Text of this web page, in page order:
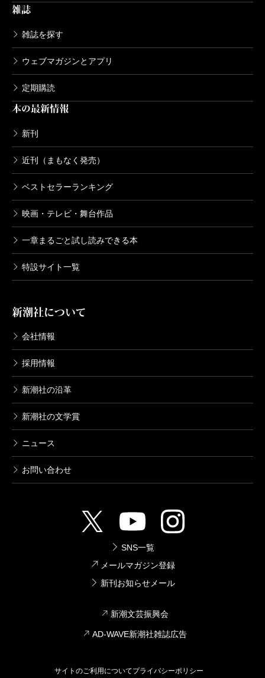
雑誌
雑誌を探す
ウェブマガジンとアプリ
定期購読
本の最新情報
新刊
近刊（まもなく発売）
ベストセラーランキング
映画・テレビ・舞台作品
一章まるごと試し読みできる本
特設サイト一覧
新潮社について
会社情報
採用情報
新潮社の沿革
新潮社の文学賞
ニュース
お問い合わせ
SNS一覧
メールマガジン登録
新刊お知らせメール
新潮文芸振興会
AD-WAVE新潮社雑誌広告
サイトのご利用についてプライバシーポリシー